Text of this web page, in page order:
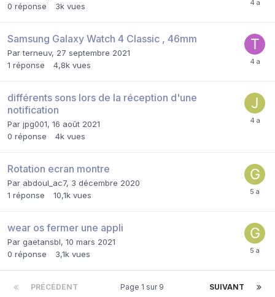
0 réponse 3k vues
Samsung Galaxy Watch 4 Classic , 46mm
Parterneuv, 27 septembre 2021
1 réponse 4,8k vues
différents sons lors de la réception d'une
notification
Par jpg001, 16 août 2021
0 réponse 4k vues
Rotation ecran montre
Par abdoul_ac7, 3 décembre 2020
1 réponse 10,1k vues
wear os fermer une appli
Par gaetansbl, 10 mars 2021
0 réponse 3,1k vues
PRÉCÉDENT SUIVANT
Page 1 sur 9